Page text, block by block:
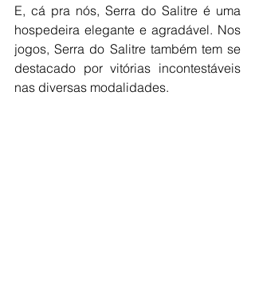
E, cá pra nós, Serra do Salitre é uma
hospedeira elegante e agradável. Nos
jogos, Serra do Salitre também tem se
destacado por vitórias incontestáveis
nas diversas modalidades.